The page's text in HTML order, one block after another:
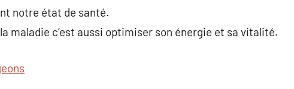
notre état de santé.
maladie c’est aussi optimiser son énergie et sa vitalité.